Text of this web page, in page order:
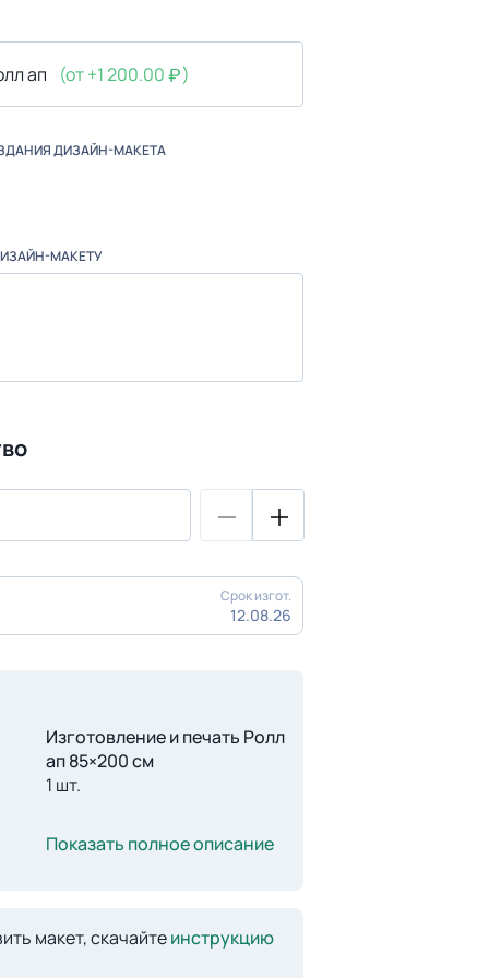
ап (от +1 200.00 )
ДИЗАЙН-МАКЕТА
МАКЕТУ
Срок изгот.
12.08.26
Изготовление и печать Ролл
ап 85×200 см
1 шт.
Показать полное описание
макет, скачайтеинструкцию